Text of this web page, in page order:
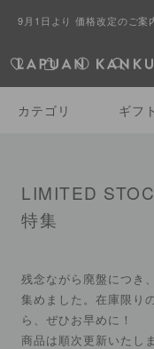
2026 Spring/Summer –
カテゴリ ギフト
LIMITED
特集
残念ながら廃盤につき
集めました。在庫限り
ら、ぜひお早めに！
商品は順次更新いたしま